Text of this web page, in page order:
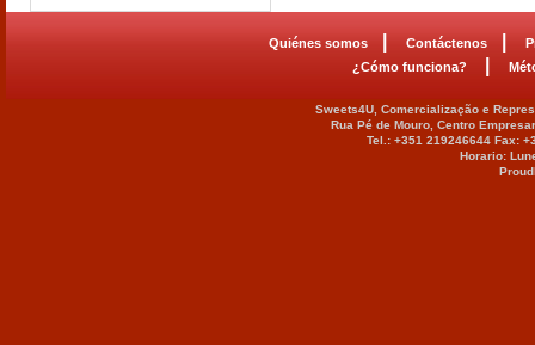
Quiénes somos Contáctenos
¿Cómo funciona?
Sweets4U, Comercialização e
Rua Pé de Mouro, Centro
Tel.: +351 219246644 Fax:
Horario: